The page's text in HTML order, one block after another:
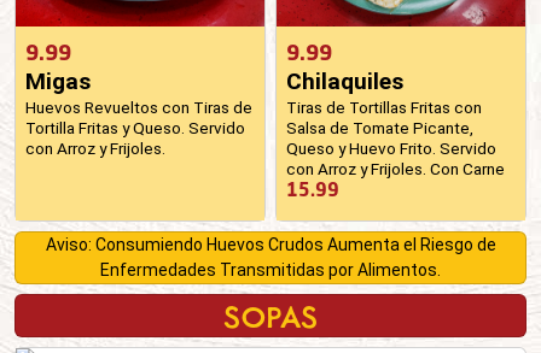
9.99
Migas
Huevos Revueltos con Tiras de
Tortilla Fritas y Queso. Servido
con Arroz y Frijoles.
9.99
Chilaquiles
Tiras de Tortillas Fritas con
Salsa de Tomate Picante,
Queso y Huevo Frito. Servido
con Arroz y Frijoles. Con Carne
15.99
Aviso: Consumiendo Huevos Crudos Aumenta el Riesgo de
Enfermedades Transmitidas por Alimentos.
SOPAS